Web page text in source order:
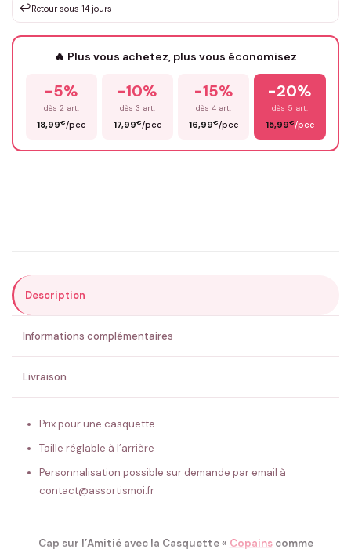
Votre texte / idée*
Prénom*
ENVOYER MA DEMANDE ✨
💚 Retour sous 24-48h🇫🇷 Flocage en France✅ Validation avant fabrication
↩️Retour sous 14 jours
🔥 Plus vous achetez, plus vous économisez
-5%
dès 2 art.
18,99€/pce
-10%
dès 3 art.
17,99€/pce
-15%
dès 4 art.
16,99€/pce
-20%
dès 5 art.
15,99€/pce
Description
Informations complémentaires
Livraison
Prix pour une casquette
Taille réglable à l’arrière
Personnalisation possible sur demande par email à
contact@assortismoi.fr
Cap sur l’Amitié avec la Casquette « Copainscomme